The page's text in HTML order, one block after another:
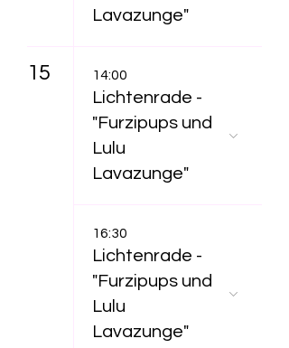
Lavazunge"
15 14:00
Lichtenrade -
"Furzipups und
Lulu
Lavazunge"
16:30
Lichtenrade -
"Furzipups und
Lulu
Lavazunge"